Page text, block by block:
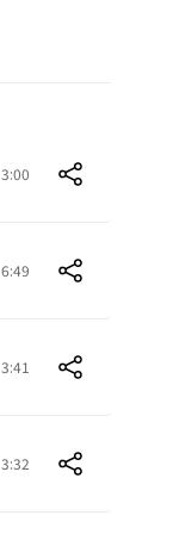
3:00
6:49
3:41
3:32